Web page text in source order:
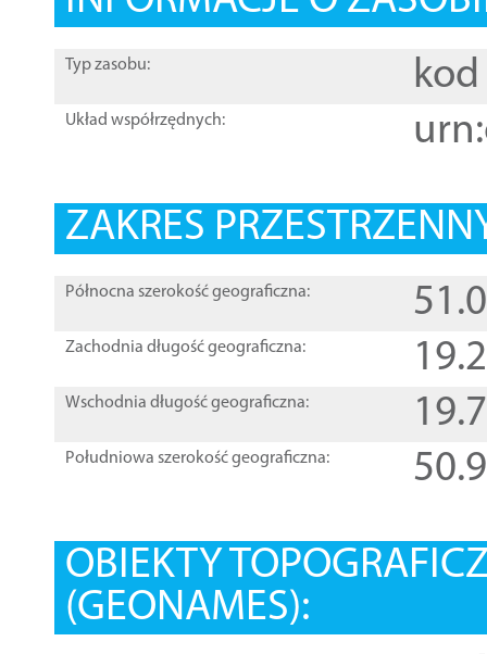
Typ zasobu: kod
Układ współrzędnych:
ZAKRES
Północna szerokość geograficzna:
Zachodnia długość geograficzna:
Wschodnia długość geograficzna:
Południowa szerokość geograficzna:
OBIEKTY
(GEONAMES):